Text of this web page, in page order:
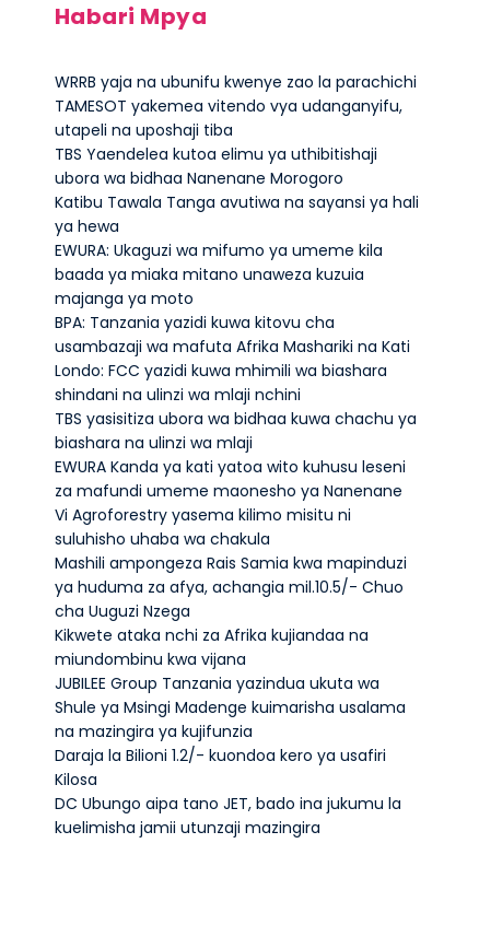
Habari Mpya
WRRB yaja na ubunifu kwenye zao la parachichi
TAMESOT yakemea vitendo vya udanganyifu,
utapeli na uposhaji tiba
TBS Yaendelea kutoa elimu ya uthibitishaji
ubora wa bidhaa Nanenane Morogoro
Katibu Tawala Tanga avutiwa na sayansi ya hali
ya hewa
EWURA: Ukaguzi wa mifumo ya umeme kila
baada ya miaka mitano unaweza kuzuia
majanga ya moto
BPA: Tanzania yazidi kuwa kitovu cha
usambazaji wa mafuta Afrika Mashariki na Kati
Londo: FCC yazidi kuwa mhimili wa biashara
shindani na ulinzi wa mlaji nchini
TBS yasisitiza ubora wa bidhaa kuwa chachu ya
biashara na ulinzi wa mlaji
EWURA Kanda ya kati yatoa wito kuhusu leseni
za mafundi umeme maonesho ya Nanenane
Vi Agroforestry yasema kilimo misitu ni
suluhisho uhaba wa chakula
Mashili ampongeza Rais Samia kwa mapinduzi
ya huduma za afya, achangia mil.10.5/- Chuo
cha Uuguzi Nzega
Kikwete ataka nchi za Afrika kujiandaa na
miundombinu kwa vijana
JUBILEE Group Tanzania yazindua ukuta wa
Shule ya Msingi Madenge kuimarisha usalama
na mazingira ya kujifunzia
Daraja la Bilioni 1.2/- kuondoa kero ya usafiri
Kilosa
DC Ubungo aipa tano JET, bado ina jukumu la
kuelimisha jamii utunzaji mazingira